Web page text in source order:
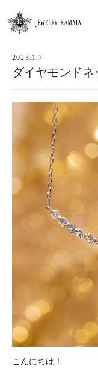
2023.1.7
ダイヤモンドネ
こんにちは！